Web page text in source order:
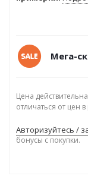
Мега-
Цена
отличаться от цен
Авторизуйтесь /
бонусы с покупки.